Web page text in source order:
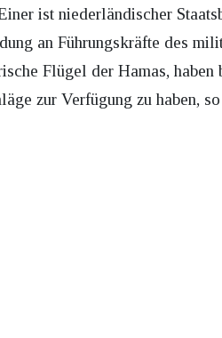
ist niederländischer
an Führungskräfte des
Flügel der Hamas, haben
zur Verfügung zu haben,